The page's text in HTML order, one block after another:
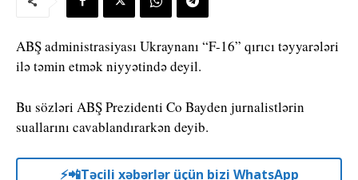
ABŞ administrasiyası Ukraynanı “F-16” qırıcı təyyarələri
ilə təmin etmək niyyətində deyil.
Bu sözləri ABŞ Prezidenti Co Bayden jurnalistlərin
suallarını cavablandırarkən deyib.
⚡️📲Təcili xəbərlər üçün bizi WhatsApp